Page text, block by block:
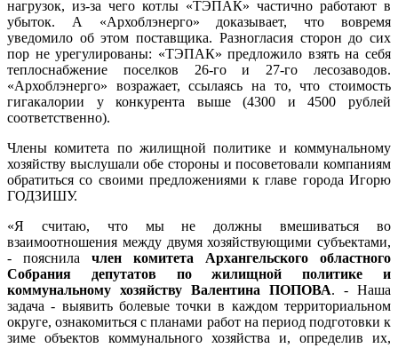
нагрузок, из-за чего котлы «ТЭПАК» частично работают в
убыток. А «Архоблэнерго» доказывает, что вовремя
уведомило об этом поставщика. Разногласия сторон до сих
пор не урегулированы: «ТЭПАК» предложило взять на себя
теплоснабжение поселков 26-го и 27-го лесозаводов.
«Архоблэнерго» возражает, ссылаясь на то, что стоимость
гигакалории у конкурента выше (4300 и 4500 рублей
соответственно).
Члены комитета по жилищной политике и коммунальному
хозяйству выслушали обе стороны и посоветовали компаниям
обратиться со своими предложениями к главе города Игорю
ГОДЗИШУ.
«Я считаю, что мы не должны вмешиваться во
взаимоотношения между двумя хозяйствующими субъектами,
- пояснила член комитета Архангельского областного
Собрания депутатов по жилищной политике и
коммунальному хозяйству Валентина ПОПОВА. - Наша
задача - выявить болевые точки в каждом территориальном
округе, ознакомиться с планами работ на период подготовки к
зиме объектов коммунального хозяйства и, определив их,